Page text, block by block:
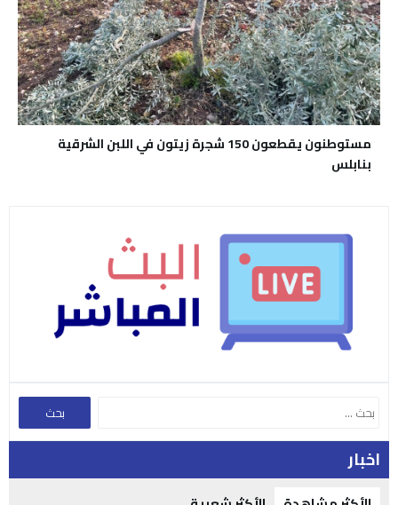
مستوطنون يقطعون 150 شجرة زيتون في اللبن الشرقية
بنابلس
اخبار